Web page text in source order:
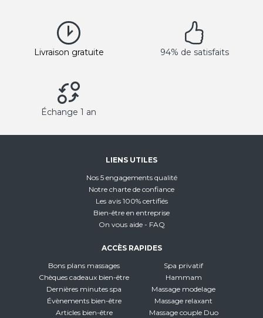
Livraison gratuite 94% de satisfaits
Échange 1 an
LIENS UTILES
Nos 5 engagements qualité
Notre charte de confiance
Les avis 100% certifiés
Bien-être en entreprise
On vous aide - FAQ
ACCÈS RAPIDES
Bons plans massages
Chèques cadeaux bien-être
Dernières minutes spa
Évènements bien-être
Articles bien-être
Spa privatif
Hammam
Massage modelage
Massage relaxant
Massage couple Duo